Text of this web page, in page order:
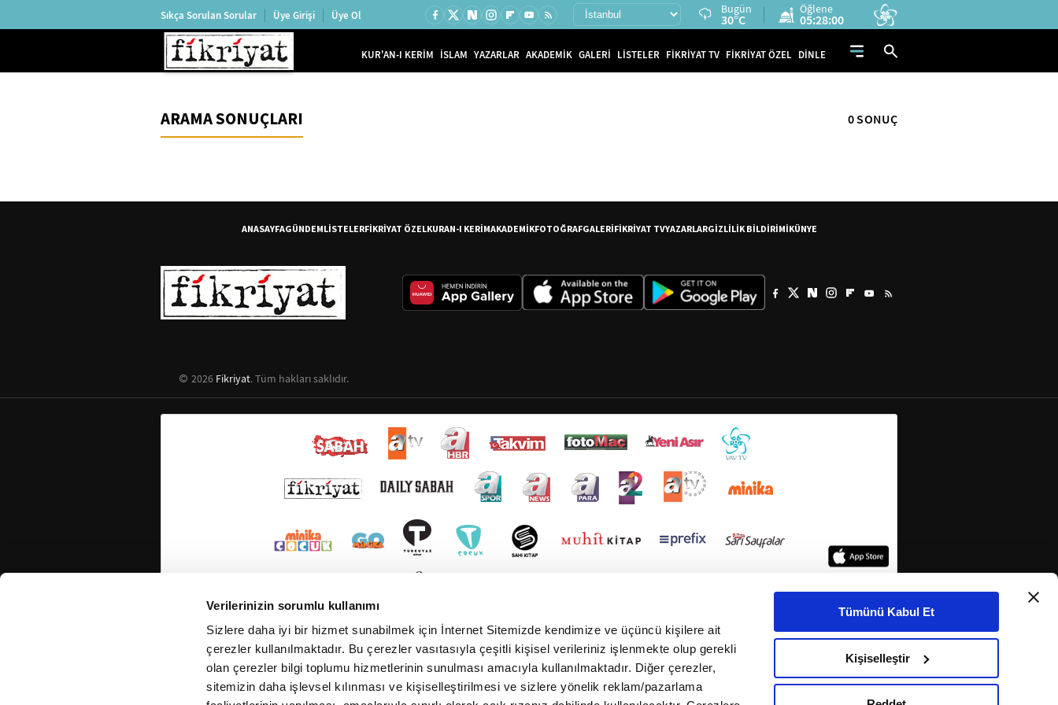
Verilerinizin sorumlu kullanımı
Sizlere daha iyi bir hizmet sunabilmek için İnternet Sitemizde kendimize ve üçüncü kişilere ait
çerezler kullanılmaktadır. Bu çerezler vasıtasıyla çeşitli kişisel verileriniz işlenmekte olup gerekli
olan çerezler bilgi toplumu hizmetlerinin sunulması amacıyla kullanılmaktadır. Diğer çerezler,
sitemizin daha işlevsel kılınması ve kişiselleştirilmesi ve sizlere yönelik reklam/pazarlama
Tümünü Kabul Et
Kişiselleştir
Sıkça Sorulan Sorular Üye Girişi Üye Ol Bugün
30°C
Öğlene
05:28:00
KUR'AN-I KERİM İSLAM YAZARLAR AKADEMİK GALERİ LİSTELER FİKRİYAT TV FİKRİYAT ÖZEL DİNLE
ARAMA SONUÇLARI 0 SONUÇ
ANASAYFAGÜNDEMLİSTELERFİKRİYAT ÖZELKURAN-I KERİMAKADEMİKFOTOĞRAFGALERİFİKRİYAT TVYAZARLARGİZLİLİK BİLDİRİMİKÜNYE
2026 Fikriyat. Tüm hakları saklıdır.